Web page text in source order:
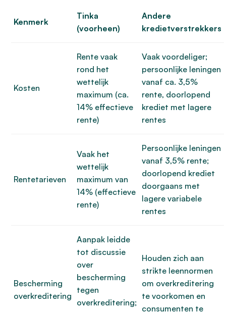
Kenmerk
Tinka
(voorheen)
Andere
kredietverstrekkers
Kosten
Rente vaak
rond het
wettelijk
maximum (ca.
14% effectieve
rente)
Vaak voordeliger;
persoonlijke leningen
vanaf ca. 3,5%
rente, doorlopend
krediet met lagere
rentes
Rentetarieven
Vaak het
wettelijk
maximum van
14% (effectieve
rente)
Persoonlijke leningen
vanaf 3,5% rente;
doorlopend krediet
doorgaans met
lagere variabele
rentes
Bescherming
overkreditering
Aanpak leidde
tot discussie
over
bescherming
tegen
overkreditering;
Houden zich aan
strikte leennormen
om overkreditering
te voorkomen en
consumenten te